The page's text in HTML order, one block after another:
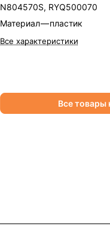
N804570S, RYQ500070
Материал—пластик
Все характеристики
Все товары